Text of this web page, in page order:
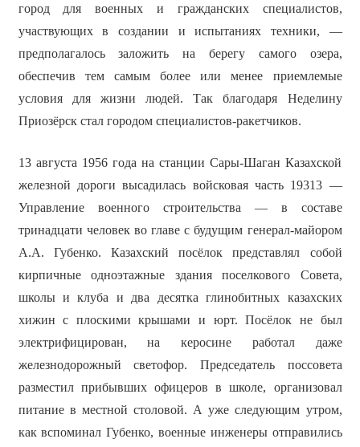
город для военных и гражданских специалистов,
участвующих в создании и испытаниях техники, —
предполагалось заложить на берегу самого озера,
обеспечив тем самым более или менее приемлемые
условия для жизни людей. Так благодаря Неделину
Приозёрск стал городом специалистов-ракетчиков.
13 августа 1956 года на станции Сары-Шаган Казахской
железной дороги высадилась войсковая часть 19313 —
Управление военного строительства — в составе
тринадцати человек во главе с будущим генерал-майором
А.А. Губенко. Казахский посёлок представлял собой
кирпичные одноэтажные здания поселкового Совета,
школы и клуба и два десятка глинобитных казахских
хижин с плоскими крышами и юрт. Посёлок не был
электрифицирован, на керосине работал даже
железнодорожный светофор. Председатель поссовета
разместил прибывших офицеров в школе, организовал
питание в местной столовой. А уже следующим утром,
как вспоминал Губенко, военные инженеры отправились